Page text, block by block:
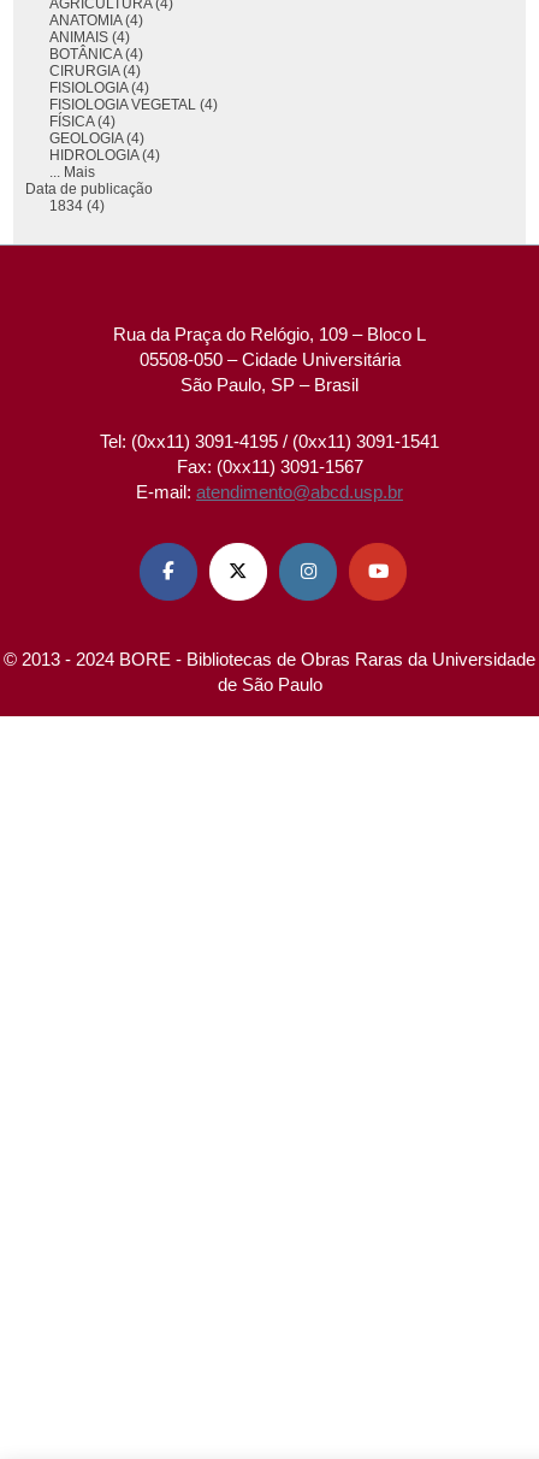
ANATOMIA (4)
ANIMAIS (4)
BOTÂNICA (4)
CIRURGIA (4)
FISIOLOGIA (4)
FISIOLOGIA VEGETAL (4)
FÍSICA (4)
GEOLOGIA (4)
HIDROLOGIA (4)
... Mais
Data de publicação
1834 (4)
Rua da Praça do Relógio, 109 – Bloco L
05508-050 – Cidade Universitária
São Paulo, SP – Brasil
Tel: (0xx11) 3091-4195 / (0xx11) 3091-1541
Fax: (0xx11) 3091-1567
E-mail: atendimento@abcd.usp.br
   
© 2013 - 2024 BORE - Bibliotecas de Obras Raras da Universidade
de São Paulo